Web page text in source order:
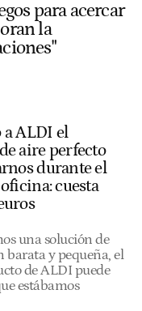
para acercar
la
a ALDI el
aire perfecto
durante el
cuesta
una solución de
barata y pequeña, el
de ALDI puede
estábamos